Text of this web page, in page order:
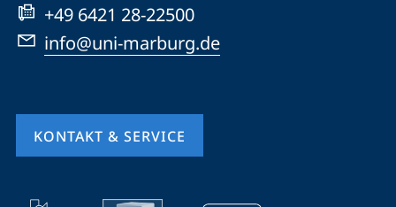
+49 6421 28-22500
info@uni-marburg.de
KONTAKT & SERVICE
Mobile-